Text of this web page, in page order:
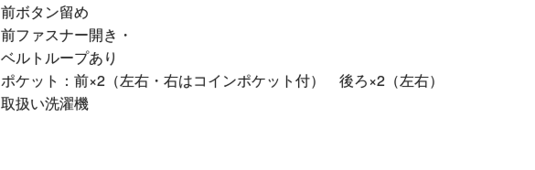
前ボタン留め
前ファスナー開き・
ベルトループあり
ポケット：前×2（左右・右はコインポケット付） 後ろ×2（左右）
取扱い洗濯機